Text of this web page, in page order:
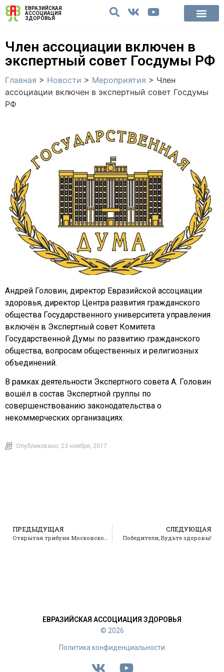
ЕВРАЗИЙСКАЯ
АССОЦИАЦИЯ
ЗДОРОВЬЯ
Член ассоциации включен в
экспертный совет Госдумы РФ
Главная > Новости > Мероприятия > Член
ассоциации включен в экспертный совет Госдумы
РФ
Андрей Головин, директор Евразийской ассоциации
здоровья, директор Центра развития гражданского
общества Государственного университета управления
включён в Экспертный совет Комитета
Государственной Думы по развитию гражданского
общества, вопросам общественных и религиозных
объединений.
В рамках деятельности Экспертного совета А. Головин
вошёл в состав Экспертной группы по
совершенствованию законодательства о
некоммерческих организациях.
Опубликовано: 23 ноября, 2017
ПРЕДЫДУЩАЯ СЛЕДУЮЩАЯ
Победители, Будьте здоровы!
ЕВРАЗИЙСКАЯ АССОЦИАЦИЯ ЗДОРОВЬЯ
© 2026
Политика конфиденциальности